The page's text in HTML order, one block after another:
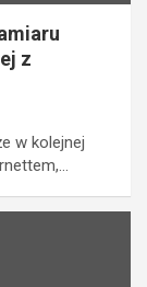
z
w kolejnej